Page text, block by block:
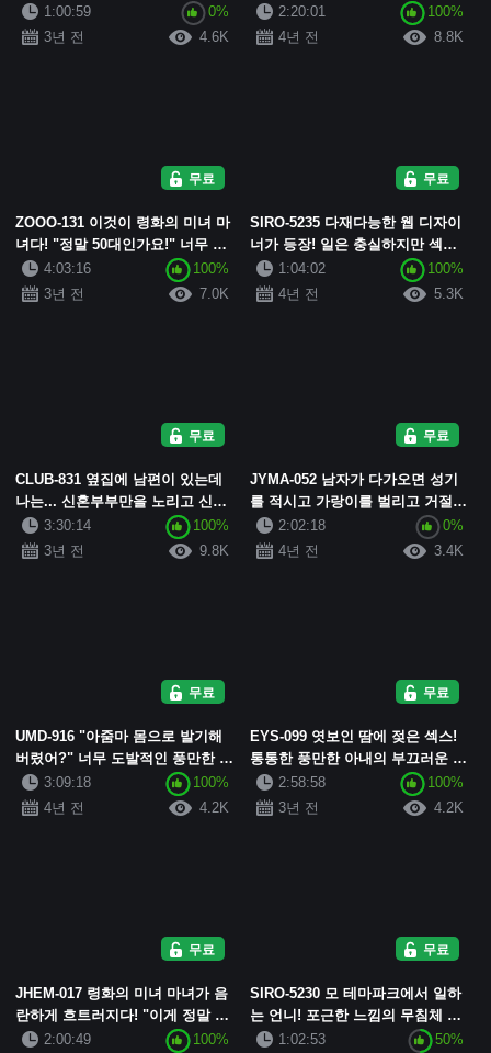
적인 OL의 음란한 여성 얼굴, 음탕
한 교감. 한계를 넘어선 말뚝박...
1:00:59
0%
3년 전
4.6K
몸과 온 정신으로 탐닉하는 진심어
린 땀범벅 질내 사정 3연습!
2:20:01
100%
4년 전
8.8K
무료
ZOOO-131 이것이 령화의 미녀 마
녀다! "정말 50대인가요!" 너무 예
쁜 오십 대 중년 여성들이 탐닉하
는 농후한 SEX 성숙한 ...
4:03:16
100%
3년 전
7.0K
무료
SIRO-5235 다재다능한 웹 디자이
너가 등장! 일은 충실하지만 섹스
는 오랜만......... 오랜만에 자지를
저속한 소리를 내며 탐닉하는 마●
1:04:02
100%
4년 전
5.3K
무료
CLUB-831 옆집에 남편이 있는데
나는... 신혼부부만을 노리고 신부
를 남편의 70cm 옆에서 잠자리를
갖는 악덕 신부 에스테틱 배덕 마
3:30:14
100%
3년 전
9.8K
무료
JYMA-052 남자가 다가오면 성기
를 적시고 가랑이를 벌리고 거절할
수 없는 육감적인 몸매의 미巨乳
마조히즘 아내, 큰 가슴과 미 엉덩
2:02:18
0%
4년 전
3.4K
무료
UMD-916 "아줌마 몸으로 발기해
버렸어?" 너무 도발적인 풍만한 몸
매를 가진 도에로 아줌마에게 주도
권과 음경을 뺏기고, 그대로 ...
3:09:18
100%
4년 전
4.2K
무료
EYS-099 엿보인 땀에 젖은 섹스!
통통한 풍만한 아내의 부끄러운 성
생활 vol.5
2:58:58
100%
3년 전
4.2K
무료
JHEM-017 령화의 미녀 마녀가 음
란하게 흐트러지다! "이게 정말 50
대인가!" 나이를 거듭할수록 성욕
2:00:49
100%
무료
SIRO-5230 모 테마파크에서 일하
는 언니! 포근한 느낌의 무침체 로
보디! 경험해 본 적 없는 비정상적
1:02:53
50%